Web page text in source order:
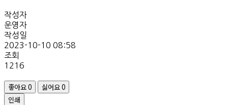
작성자
운영자
작성일
2023-10-10 08:58
조회
1216
좋아요0 싫어요0
인쇄